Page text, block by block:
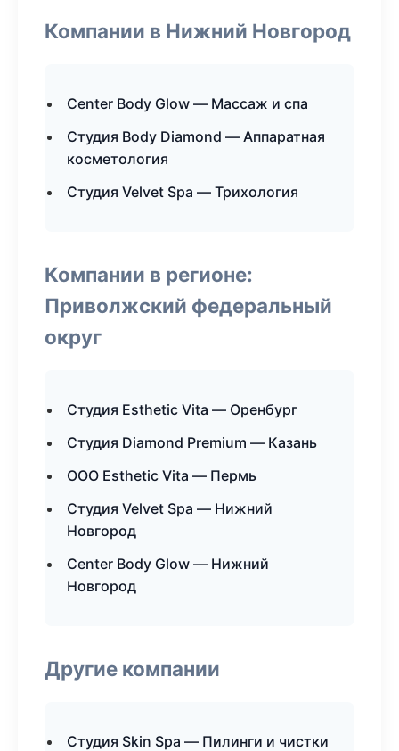
Компании в Нижний Новгород
Center Body Glow — Массаж и спа
Студия Body Diamond — Аппаратная
косметология
Студия Velvet Spa — Трихология
Компании в регионе:
Приволжский федеральный
округ
Студия Esthetic Vita — Оренбург
Студия Diamond Premium — Казань
ООО Esthetic Vita — Пермь
Студия Velvet Spa — Нижний
Новгород
Center Body Glow — Нижний
Новгород
Другие компании
Студия Skin Spa — Пилинги и чистки